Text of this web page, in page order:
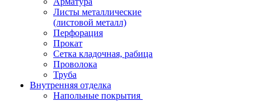
Листы металлические
(листовой металл)
Перфорация
Прокат
Сетка кладочная, рабица
Проволока
Труба
Внутренняя отделка
Напольные покрытия